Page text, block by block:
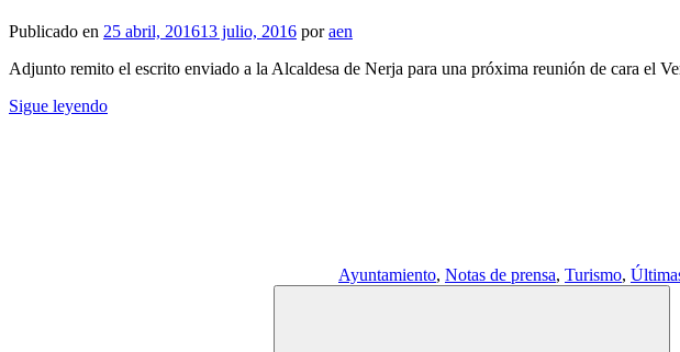
Publicado en 25 abril, 201613 julio, 2016 poraen
Adjunto remito el escrito enviado a la Alcaldesa de Nerja para una próxima reunión de cara el
Sigue leyendo
Ayuntamiento, Notas de prensa, Turismo,